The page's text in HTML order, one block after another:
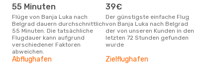
55 Minuten
Flüge von Banja Luka nach
Belgrad dauern durchschnittlich
55 Minuten. Die tatsächliche
Flugdauer kann aufgrund
verschiedener Faktoren
abweichen.
39€
Der günstigste einfache Flug
von Banja Luka nach Belgrad
der von unseren Kunden in den
letzten 72 Stunden gefunden
wurde
Abflughafen Zielflughafen